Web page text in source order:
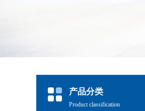
产品分类
Product classification